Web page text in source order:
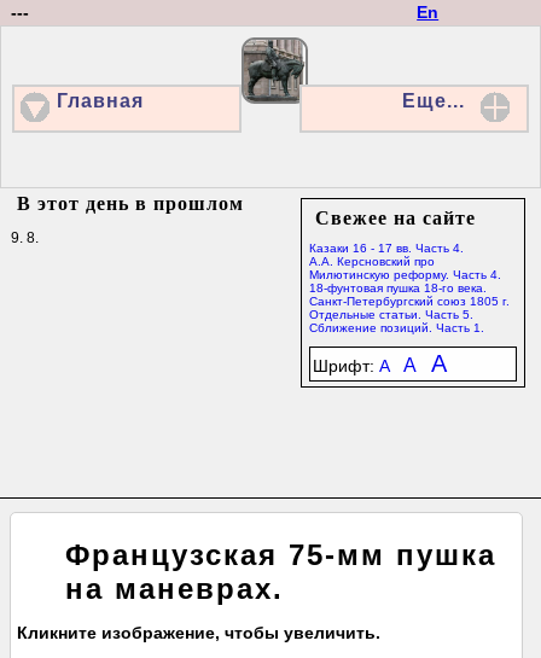
En
---
Главная Еще...
Свежее на сайте
Казаки 16 - 17 вв. Часть 4.
А.А. Керсновский про
Милютинскую реформу. Часть 4.
18-фунтовая пушка 18-го века.
Санкт-Петербургский союз 1805 г.
Отдельные статьи. Часть 5.
Сближение позиций. Часть 1.
Шрифт: A A A
В этот день в прошлом
9. 8.
Французская 75-мм пушка
на маневрах.
Кликните изображение, чтобы увеличить.